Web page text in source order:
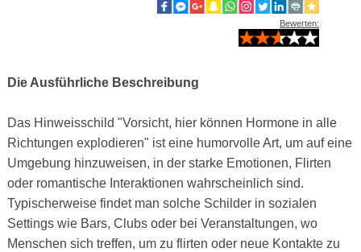
Bewerten:
Die Ausführliche Beschreibung
Das Hinweisschild "Vorsicht, hier können Hormone in alle
Richtungen explodieren" ist eine humorvolle Art, um auf eine
Umgebung hinzuweisen, in der starke Emotionen, Flirten
oder romantische Interaktionen wahrscheinlich sind.
Typischerweise findet man solche Schilder in sozialen
Settings wie Bars, Clubs oder bei Veranstaltungen, wo
Menschen sich treffen, um zu flirten oder neue Kontakte zu